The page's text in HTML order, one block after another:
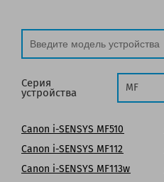
Серия
устройства MF
Canon i-SENSYS MF510
Canon i-SENSYS MF112
Canon i-SENSYS MF113w